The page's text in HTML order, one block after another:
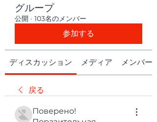
グループ
公開 · 103名のメンバー
参加する
ディスカッション メディア メンバー
戻る
Поверено!